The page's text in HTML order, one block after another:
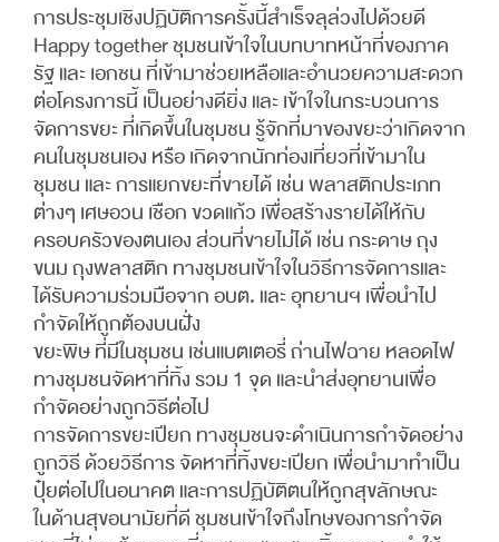
การประชุมเชิงปฏิบัติการครั้งนี้สำเร็จลุล่วงไปด้วยดี
Happy together ชุมชนเข้าใจในบทบาทหน้าที่ของภาค
รัฐ และ เอกชน ที่เข้ามาช่วยเหลือและอำนวยความสะดวก
ต่อโครงการนี้ เป็นอย่างดียิ่ง และ เข้าใจในกระบวนการ
จัดการขยะ ที่เกิดขึ้นในชุมชน รู้จักที่มาของขยะว่าเกิดจาก
คนในชุมชนเอง หรือ เกิดจากนักท่องเที่ยวที่เข้ามาใน
ชุมชน และ การแยกขยะที่ขายได้ เช่น พลาสติกประเภท
ต่างๆ เศษอวน เชือก ขวดแก้ว เพื่อสร้างรายได้ให้กับ
ครอบครัวของตนเอง ส่วนที่ขายไม่ได้ เช่น กระดาษ ถุง
ขนม ถุงพลาสติก ทางชุมชนเข้าใจในวิธีการจัดการและ
ได้รับความร่วมมือจาก อบต. และ อุทยานฯ เพื่อนำไป
กำจัดให้ถูกต้องบนฝั่ง
ขยะพิษ ที่มีในชุมชน เช่นแบตเตอรี่ ถ่านไฟฉาย หลอดไฟ
ทางชุมชนจัดหาที่ทิ้ง รวม 1 จุด และนำส่งอุทยานเพื่อ
กำจัดอย่างถูกวิธีต่อไป
การจัดการขยะเปียก ทางชุมชนจะดำเนินการกำจัดอย่าง
ถูกวิธี ด้วยวิธีการ จัดหาที่ทิ้งขยะเปียก เพื่อนำมาทำเป็น
ปุ๋ยต่อไปในอนาคต และการปฏิบัติตนให้ถูกสุขลักษณะ
ในด้านสุขอนามัยที่ดี ชุมชนเข้าใจถึงโทษของการกำจัด